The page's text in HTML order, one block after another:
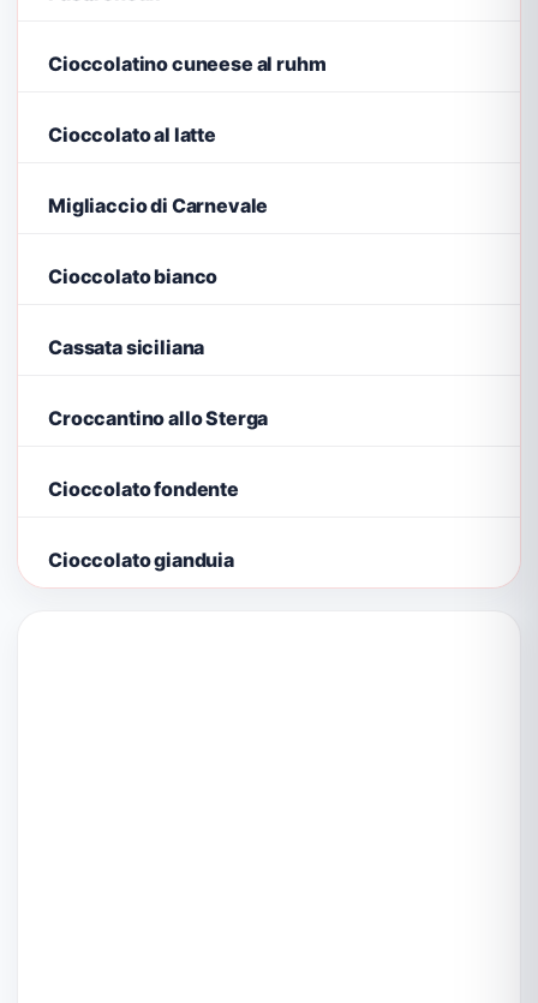
Cioccolatino cuneese al ruhm
Cioccolato al latte
Migliaccio di Carnevale
Cioccolato bianco
Cassata siciliana
Croccantino allo Sterga
Cioccolato fondente
Cioccolato gianduia